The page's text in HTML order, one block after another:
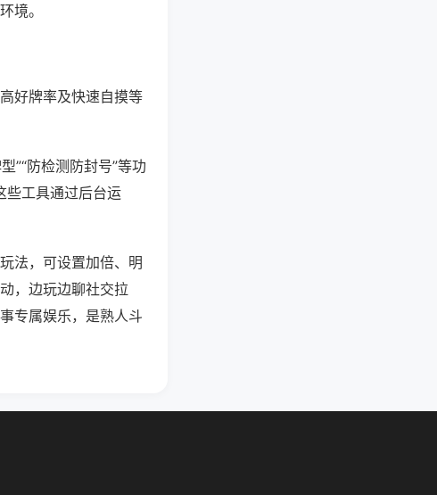
境。
好牌率及快速自摸等
”“防检测防封号”等功
些工具通过后台运
法，可设置加倍、明
，边玩边聊社交拉
专属娱乐，是熟人斗